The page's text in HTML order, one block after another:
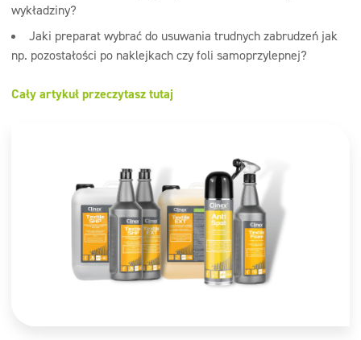
wykładziny?
Jaki preparat wybrać do usuwania trudnych zabrudzeń jak
np. pozostałości po naklejkach czy foli samoprzylepnej?
Cały artykuł przeczytasz tutaj